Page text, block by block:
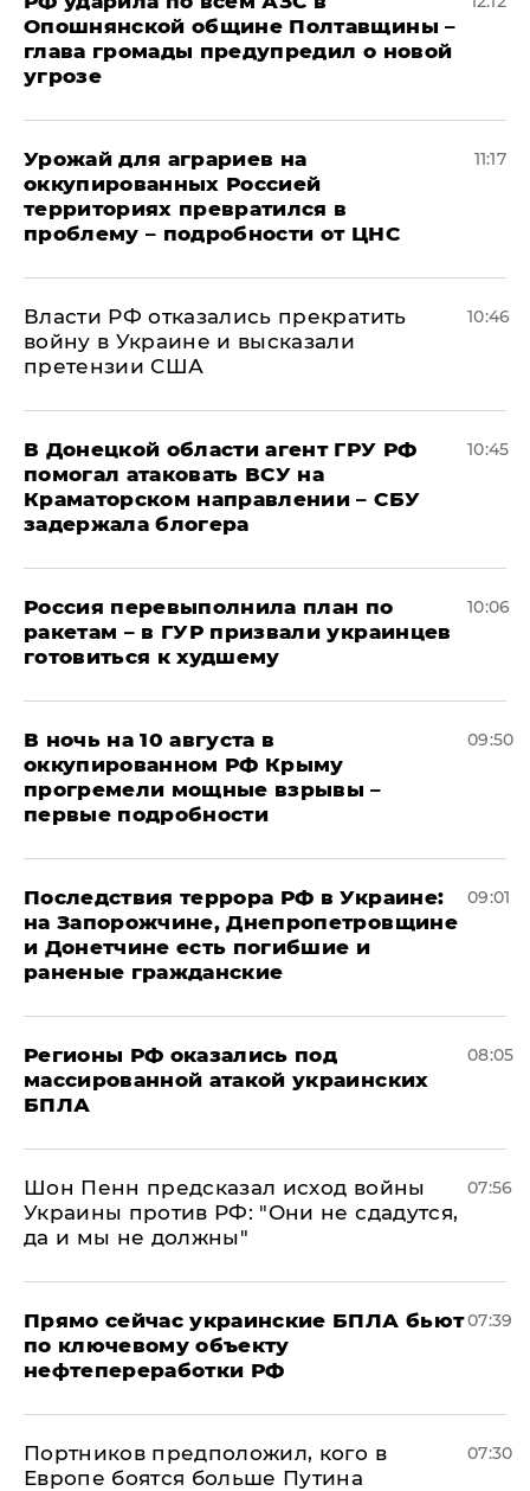
Опошнянской общине Полтавщины –
глава громады предупредил о новой
угрозе
Урожай для аграриев на
оккупированных Россией
территориях превратился в
проблему – подробности от ЦНС
11:17
Власти РФ отказались прекратить
войну в Украине и высказали
претензии США
10:46
В Донецкой области агент ГРУ РФ
помогал атаковать ВСУ на
Краматорском направлении – СБУ
задержала блогера
10:45
Россия перевыполнила план по
ракетам – в ГУР призвали украинцев
готовиться к худшему
10:06
В ночь на 10 августа в
оккупированном РФ Крыму
прогремели мощные взрывы –
первые подробности
09:50
Последствия террора РФ в Украине:
на Запорожчине, Днепропетровщине
и Донетчине есть погибшие и
раненые гражданские
09:01
Регионы РФ оказались под
массированной атакой украинских
БПЛА
08:05
Шон Пенн предсказал исход войны
Украины против РФ: "Они не сдадутся,
да и мы не должны"
07:56
Прямо сейчас украинские БПЛА бьют
по ключевому объекту
нефтепереработки РФ
07:39
Портников предположил, кого в
Европе боятся больше Путина
07:30